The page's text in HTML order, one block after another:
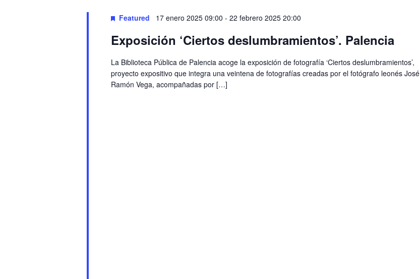
Featured 17 enero 2025 09:00 - 22 febrero 2025 20:00
Exposición ‘Ciertos deslumbramientos’. Palencia
La Biblioteca Pública de Palencia acoge la exposición de fotografía ‘Ciertos deslumbramientos’,
proyecto expositivo que integra una veintena de fotografías creadas por el fotógrafo leonés José
Ramón Vega, acompañadas por […]